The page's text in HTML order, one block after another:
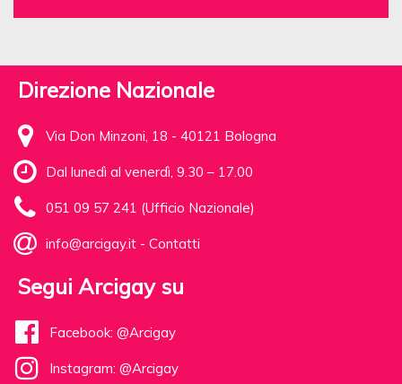
Direzione Nazionale
Via Don Minzoni, 18 - 40121 Bologna
Dal lunedì al venerdì, 9.30 – 17.00
051 09 57 241 (Ufficio Nazionale)
info@arcigay.it - Contatti
Segui Arcigay su
Facebook: @Arcigay
Instagram: @Arcigay